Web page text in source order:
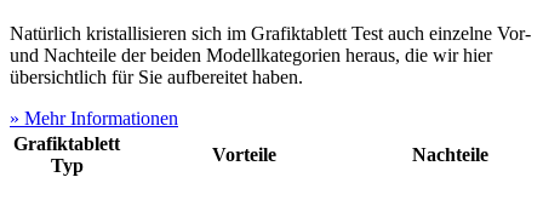
Natürlich kristallisieren sich im Grafiktablett Test auch einzelne Vor-
und Nachteile der beiden Modellkategorien heraus, die wir hier
übersichtlich für Sie aufbereitet haben.
» Mehr Informationen
Grafiktablett
Typ
Vorteile Nachteile